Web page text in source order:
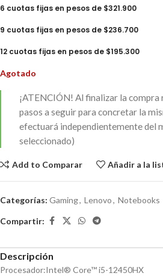
6 cuotas fijas en pesos de $321.900
9 cuotas fijas en pesos de $236.700
12 cuotas fijas en pesos de $195.300
Agotado
¡ATENCIÓN! Al finalizar la compra
pasos a seguir para concretar la
efectuará independientemente del
seleccionado)
Add to Comparar Añadir a la
Categorías: Gaming, Lenovo, Notebooks
Compartir:
Descripción
Procesador:Intel® Core™ i5-12450HX